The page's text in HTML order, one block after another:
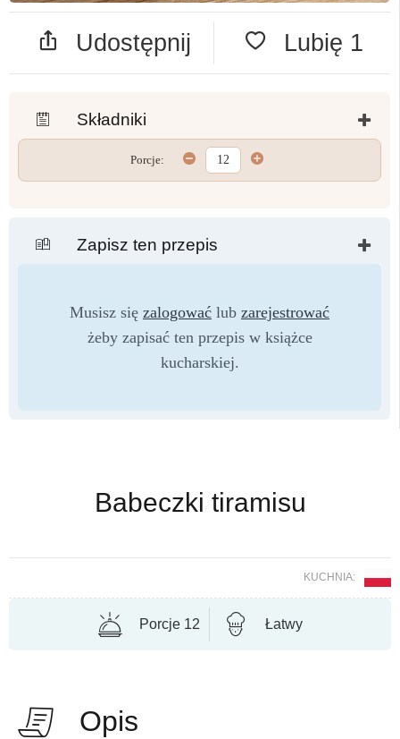
Udostępnij Lubię 1
Składniki
Porcje:
Zapisz ten przepis
Musisz się zalogować lub zarejestrować
żeby zapisać ten przepis w książce
kucharskiej.
Babeczki tiramisu
KUCHNIA:
Porcje 12 Łatwy
Opis